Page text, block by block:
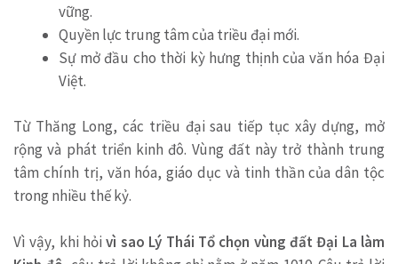
vững.
Quyền lực trung tâm của triều đại mới.
Sự mở đầu cho thời kỳ hưng thịnh của văn hóa Đại
Việt.
Từ Thăng Long, các triều đại sau tiếp tục xây dựng, mở
rộng và phát triển kinh đô. Vùng đất này trở thành trung
tâm chính trị, văn hóa, giáo dục và tinh thần của dân tộc
trong nhiều thế kỷ.
Vì vậy, khi hỏivì sao Lý Thái Tổ chọn vùng đất Đại La làm